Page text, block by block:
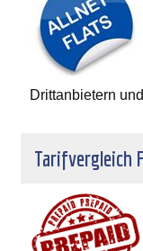
Drittanbietern
Tarifvergleich